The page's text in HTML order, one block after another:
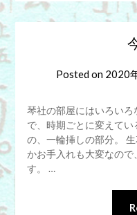
Posted on 2020
琴社の部屋にはいろい
で、時期ごとに変えて
の、一輪挿しの部分。
かお手入れも大変なので
す。 …